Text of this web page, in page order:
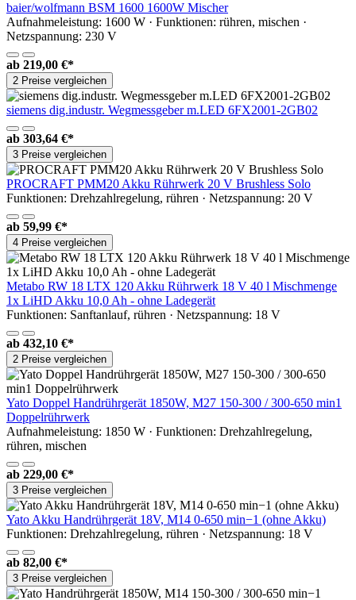
baier/wolfmann BSM 1600 1600W Mischer
Aufnahmeleistung: 1600 W · Funktionen: rühren, mischen ·
Netzspannung: 230 V
ab 219,00 €*
2 Preise vergleichen
siemens dig.industr. Wegmessgeber m.LED 6FX2001-2GB02
ab 303,64 €*
3 Preise vergleichen
PROCRAFT PMM20 Akku Rührwerk 20 V Brushless Solo
Funktionen: Drehzahlregelung, rühren · Netzspannung: 20 V
ab 59,99 €*
4 Preise vergleichen
Metabo RW 18 LTX 120 Akku Rührwerk 18 V 40 l Mischmenge
1x LiHD Akku 10,0 Ah - ohne Ladegerät
Funktionen: Sanftanlauf, rühren · Netzspannung: 18 V
ab 432,10 €*
2 Preise vergleichen
Yato Doppel Handrührgerät 1850W, M27 150-300 / 300-650 min1
Doppelrührwerk
Aufnahmeleistung: 1850 W · Funktionen: Drehzahlregelung,
rühren, mischen
ab 229,00 €*
3 Preise vergleichen
Yato Akku Handrührgerät 18V, M14 0-650 min−1 (ohne Akku)
Funktionen: Drehzahlregelung, rühren · Netzspannung: 18 V
ab 82,00 €*
3 Preise vergleichen